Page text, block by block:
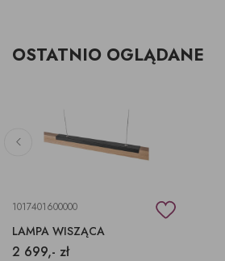
OSTATNIO OGLĄDANE
1017401600000
LAMPA WISZĄCA
2 699,- zł